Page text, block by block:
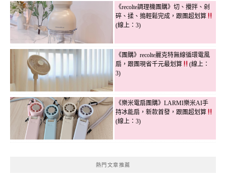
《recolte調理機團購》切、攪拌、剁
碎、揉、搗輕鬆完成，跟團超划算
(線上：3)
《團購》recolte麗克特無線循環電風
扇，跟團現省千元最划算
(線上：
3)
《樂米電扇團購》LARMI樂米AI手
持冰能扇，新款首發，跟團超划算
(線上：3)
熱門文章推薦